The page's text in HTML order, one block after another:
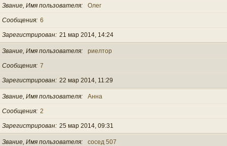
Звание, Имя пользователя Олег
Сообщения 6
Зарегистрирован 21 мар 2014, 14:24
Звание, Имя пользователя риелтор
Сообщения 7
Зарегистрирован 22 мар 2014, 11:29
Звание, Имя пользователя Анна
Сообщения 2
Зарегистрирован 25 мар 2014, 09:31
Звание, Имя пользователя сосед 507